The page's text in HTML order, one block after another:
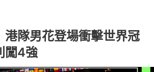
港隊男花登場衝擊世界冠
4強